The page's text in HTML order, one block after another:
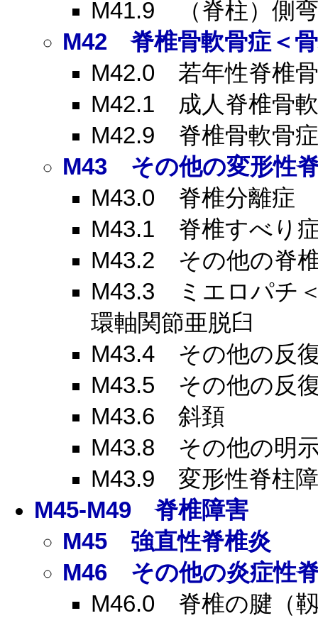
M41.9 （脊柱）側
M42 脊椎骨軟骨症＜
M42.0 若年性脊椎
M42.1 成人脊椎骨
M42.9 脊椎骨軟骨
M43 その他の変形性
M43.0 脊椎分離症
M43.1 脊椎すべり
M43.2 その他の脊
M43.3 ミエロパチ
環軸関節亜脱臼
M43.4 その他の反
M43.5 その他の反
M43.6 斜頚
M43.8 その他の明
M43.9 変形性脊柱
M45-M49 脊椎障害
M45 強直性脊椎炎
M46 その他の炎症性
M46.0 脊椎の腱（